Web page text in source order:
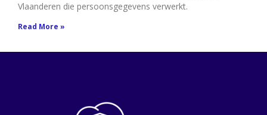
Vlaanderen die persoonsgegevens verwerkt.
Read More »